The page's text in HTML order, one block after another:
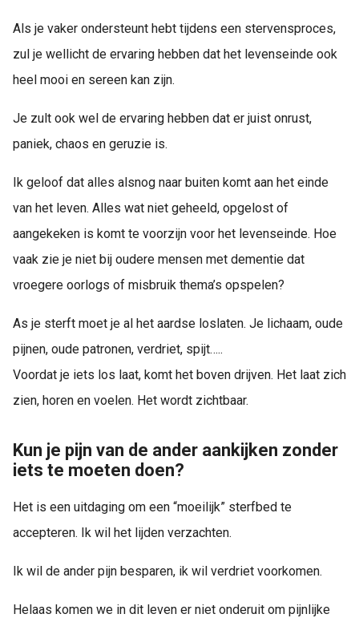
Als je vaker ondersteunt hebt tijdens een stervensproces,
zul je wellicht de ervaring hebben dat het levenseinde ook
heel mooi en sereen kan zijn.
Je zult ook wel de ervaring hebben dat er juist onrust,
paniek, chaos en geruzie is.
Ik geloof dat alles alsnog naar buiten komt aan het einde
van het leven. Alles wat niet geheeld, opgelost of
aangekeken is komt te voorzijn voor het levenseinde. Hoe
vaak zie je niet bij oudere mensen met dementie dat
vroegere oorlogs of misbruik thema’s opspelen?
As je sterft moet je al het aardse loslaten. Je lichaam, oude
pijnen, oude patronen, verdriet, spijt…..
Voordat je iets los laat, komt het boven drijven. Het laat zich
zien, horen en voelen. Het wordt zichtbaar.
Kun je pijn van de ander aankijken zonder
iets te moeten doen?
Het is een uitdaging om een “moeilijk” sterfbed te
accepteren. Ik wil het lijden verzachten.
Ik wil de ander pijn besparen, ik wil verdriet voorkomen.
Helaas komen we in dit leven er niet onderuit om pijnlijke